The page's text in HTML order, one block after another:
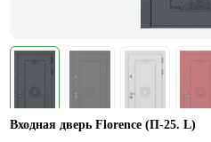
Входная дверь Florence (П-25. L)